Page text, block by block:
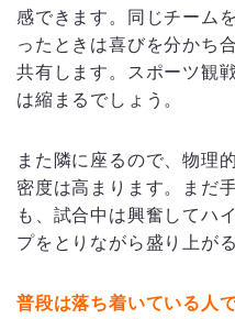
感できます。同じチーム
ったときは喜びを分かち
共有します。スポーツ観
は縮まるでしょう。
また隣に座るので、物理
密度は高まります。まだ
も、試合中は興奮してハ
プをとりながら盛り上が
普段は落ち着いている人